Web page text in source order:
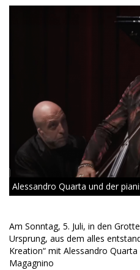
Alessandro Quarta und der
Am Sonntag, 5. Juli, in den
Ursprung, aus dem alles
Kreation“ mit Alessandro
Magagnino